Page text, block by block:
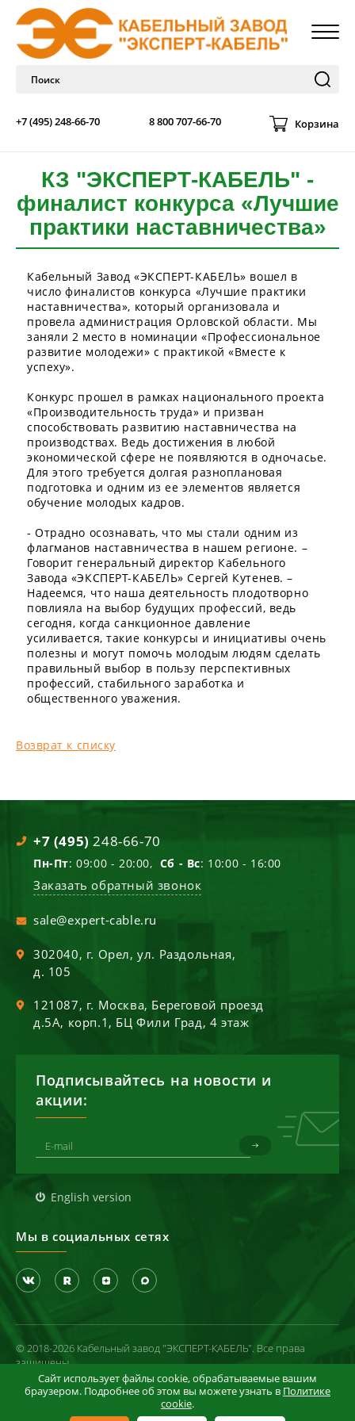
+7 (495) 248-66-70 8 800 707-66-70 Корзина
КЗ "ЭКСПЕРТ-КАБЕЛЬ" -
финалист конкурса «Лучшие
практики наставничества»
Кабельный Завод «ЭКСПЕРТ-КАБЕЛЬ» вошел в
число финалистов конкурса «Лучшие практики
наставничества», который организовала и
провела администрация Орловской области. Мы
заняли 2 место в номинации «Профессиональное
развитие молодежи» с практикой «Вместе к
успеху».
Конкурс прошел в рамках национального проекта
«Производительность труда» и призван
способствовать развитию наставничества на
производствах. Ведь достижения в любой
экономической сфере не появляются в одночасье.
Для этого требуется долгая разноплановая
подготовка и одним из ее элементов является
обучение молодых кадров.
- Отрадно осознавать, что мы стали одним из
флагманов наставничества в нашем регионе. –
Говорит генеральный директор Кабельного
Завода «ЭКСПЕРТ-КАБЕЛЬ» Сергей Кутенев. –
Надеемся, что наша деятельность плодотворно
повлияла на выбор будущих профессий, ведь
сегодня, когда санкционное давление
усиливается, такие конкурсы и инициативы очень
полезны и могут помочь молодым людям сделать
правильный выбор в пользу перспективных
профессий, стабильного заработка и
общественного уважения.
Возврат к списку
+7 (495) 248-66-70
Пн-Пт: 09:00 - 20:00, Сб - Вс: 10:00 - 16:00
Заказать обратный звонок
sale@expert-cable.ru
302040, г. Орел,ул. Раздольная,
д. 105
121087, г. Москва, Береговой проезд
д.5А, корп.1, БЦ Фили Град, 4 этаж
Подписывайтесь на новости и
акции:
English version
Мы в социальных сетях
© 2018-2026 Кабельный завод "ЭКСПЕРТ-КАБЕЛЬ". Все права
защищены
Политика конфиденциальности
Условия использования сайта
Сайт использует файлы cookie, обрабатываемые вашим
браузером. Подробнее об этом вы можете узнать в Политике
cookie.